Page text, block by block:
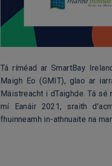
Tá ríméad ar SmartBay
Maigh Eo (GMIT), glao ar
Máistreacht i dTaighde. Tá
mí Eanáir 2021, sraith
fhuinneamh in-athnuaite na